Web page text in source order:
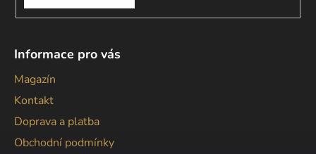
Informace pro vás
Magazín
Kontakt
Doprava a platba
Obchodní podmínky